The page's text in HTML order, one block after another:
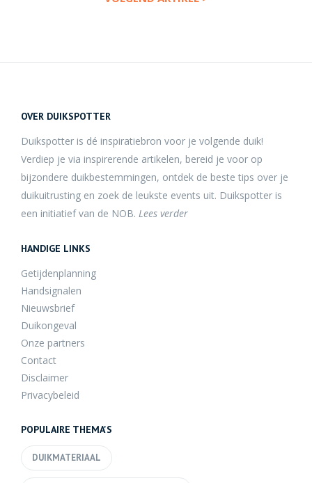
OVER DUIKSPOTTER
Duikspotter is dé inspiratiebron voor je volgende duik!
Verdiep je via inspirerende artikelen, bereid je voor op
bijzondere duikbestemmingen, ontdek de beste tips over je
duikuitrusting en zoek de leukste events uit. Duikspotter is
een initiatief van de NOB. Lees verder
HANDIGE LINKS
Getijdenplanning
Handsignalen
Nieuwsbrief
Duikongeval
Onze partners
Contact
Disclaimer
Privacybeleid
POPULAIRE THEMA'S
DUIKMATERIAAL